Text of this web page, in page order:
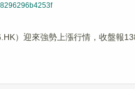
）迎來強勢上漲行情，收盤報